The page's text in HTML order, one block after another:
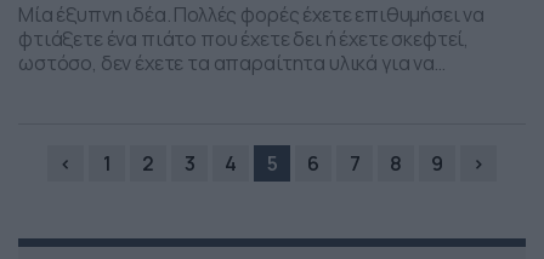
Μία έξυπνη ιδέα. Πολλές φορές έχετε επιθυμήσει να
φτιάξετε ένα πιάτο που έχετε δει ή έχετε σκεφτεί,
ωστόσο, δεν έχετε τα απαραίτητα υλικά για να
βίντεο που ακολουθεί. Στόχος ήταν να ετοιμάσει […]
‹ 1 2 3 4 5 6 7 8 9 ›